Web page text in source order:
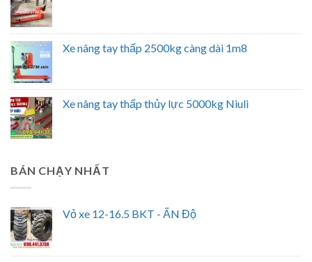
Xe nâng tay thấp 2500kg càng dài 1m8
Xe nâng tay thấp thủy lực 5000kg Niuli
BÁN CHẠY NHẤT
Vỏ xe 12-16.5 BKT - ẤN Độ